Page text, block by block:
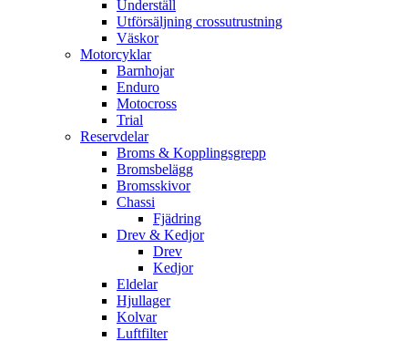
Underställ
Utförsäljning crossutrustning
Väskor
Motorcyklar
Barnhojar
Enduro
Motocross
Trial
Reservdelar
Broms & Kopplingsgrepp
Bromsbelägg
Bromsskivor
Chassi
Fjädring
Drev & Kedjor
Drev
Kedjor
Eldelar
Hjullager
Kolvar
Luftfilter